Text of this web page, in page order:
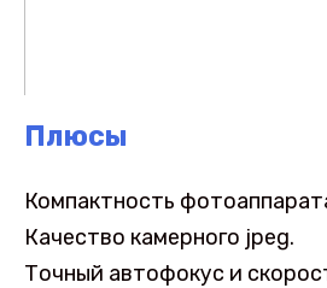
Плюсы
Компактность
Качество камерного jpeg.
Точный автофокус и